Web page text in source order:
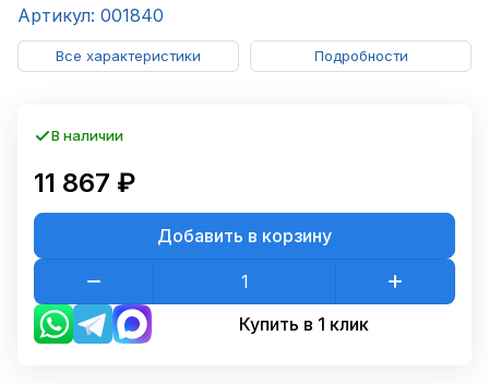
Артикул: 001840
Все характеристики Подробности
В наличии
11 867 ₽
Добавить в корзину
Купить в 1 клик